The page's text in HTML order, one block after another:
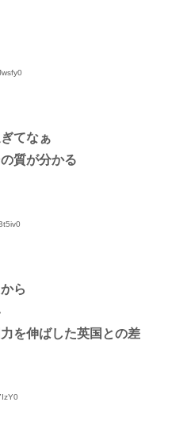
てなぁ
質が分かる
ら
を伸ばした英国との差